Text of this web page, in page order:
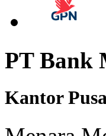
PT Bank
Kantor